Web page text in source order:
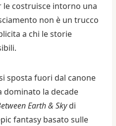
costruisce intorno una
non è un trucco
a chi le storie
sposta fuori dal canone
dominato la decade
Earth & Skydi
fantasy basato sulle